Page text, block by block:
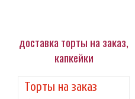
доставка торты на заказ,
капкейки
Торты на заказ